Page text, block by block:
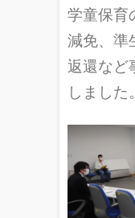
学童保育
減免、準
返還など
しました。